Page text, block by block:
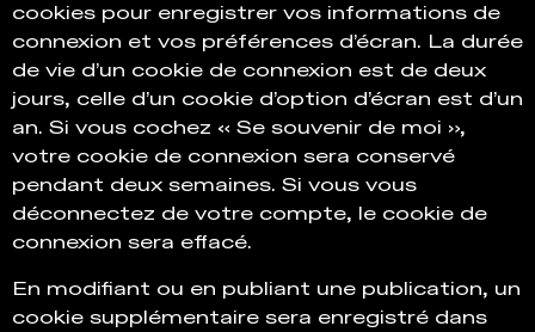
cookies pour enregistrer vos informations de
connexion et vos préférences d’écran. La durée
de vie d’un cookie de connexion est de deux
jours, celle d’un cookie d’option d’écran est d’un
an. Si vous cochez « Se souvenir de moi »,
votre cookie de connexion sera conservé
pendant deux semaines. Si vous vous
déconnectez de votre compte, le cookie de
connexion sera effacé.
En modifiant ou en publiant une publication, un
cookie supplémentaire sera enregistré dans